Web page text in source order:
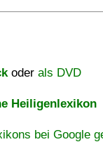
oder als DVD
Heiligenlexikon
bei Google